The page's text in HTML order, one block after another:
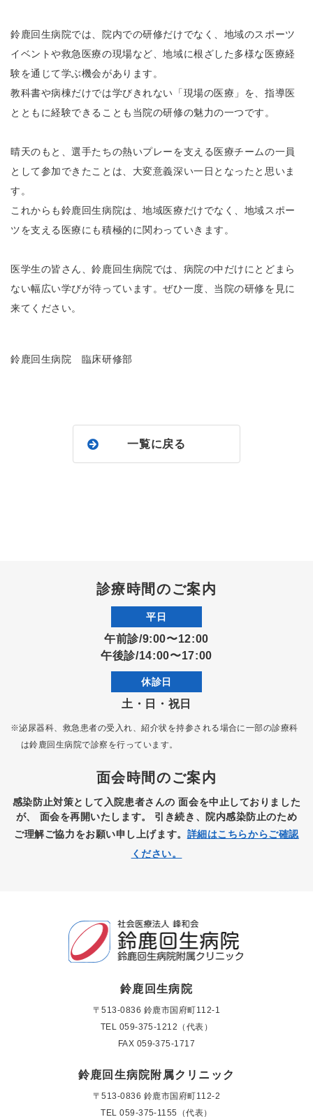
鈴鹿回生病院では、院内での研修だけでなく、地域のスポーツ
イベントや救急医療の現場など、地域に根ざした多様な医療経
験を通じて学ぶ機会があります。
教科書や病棟だけでは学びきれない「現場の医療」を、指導医
とともに経験できることも当院の研修の魅力の一つです。
晴天のもと、選手たちの熱いプレーを支える医療チームの一員
として参加できたことは、 大変意義深い一日となったと思いま
す。
これからも鈴鹿回生病院は、地域医療だけでなく、地域スポー
ツを支える医療にも積極的に関わっていきます。
医学生の皆さん、鈴鹿回生病院では、病院の中だけにとどまら
ない幅広い学びが待っています。ぜひ一度、当院の研修を見に
来てください。
鈴鹿回生病院 臨床研修部
一覧に戻る
診療時間のご案内
平日
午前診/9:00〜12:00
午後診/14:00〜17:00
休診日
土・日・祝日
※泌尿器科、救急患者の受入れ、紹介状を持参される場合に一部の診療科
は鈴鹿回生病院で診察を行っています。
面会時間のご案内
感染防止対策として入院患者さんの面会を中止しておりました
が、 面会を再開いたします。 引き続き、院内感染防止のため
ご理解ご協力をお願い申し上げます。 詳細はこちらからご確認
ください。
鈴鹿回生病院
〒513-0836 鈴鹿市国府町112-1
TEL 059-375-1212（代表）
FAX 059-375-1717
鈴鹿回生病院附属クリニック
〒513-0836 鈴鹿市国府町112-2
TEL059-375-1155（代表）